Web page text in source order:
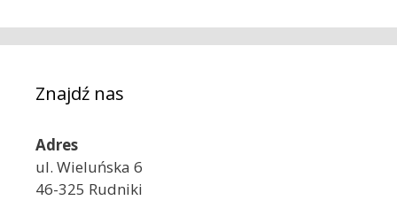
Znajdź nas
Adres
ul. Wieluńska 6
46-325 Rudniki